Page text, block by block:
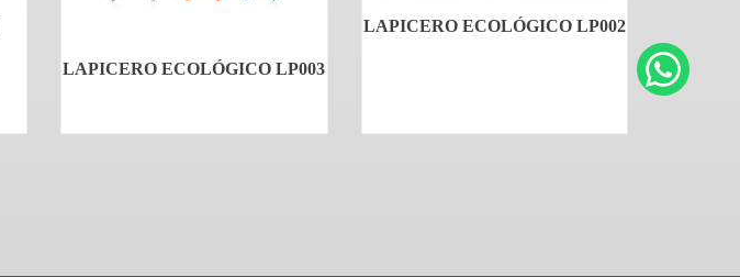
LAPICERO ECOLÓGICO LP003
LAPICERO ECOLÓGICO LP002